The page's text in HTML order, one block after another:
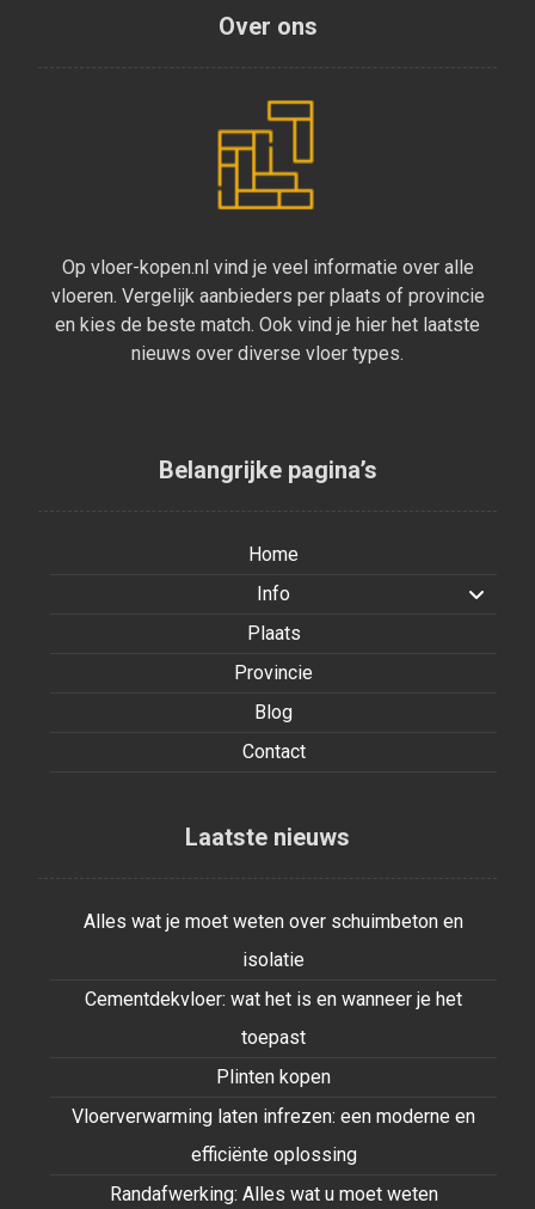
Over ons
Op vloer-kopen.nl vind je veel informatie over alle
vloeren. Vergelijk aanbieders per plaats of provincie
en kies de beste match. Ook vind je hier het laatste
nieuws over diverse vloer types.
Belangrijke pagina’s
Home
Info
Plaats
Provincie
Blog
Contact
Laatste nieuws
Alles wat je moet weten over schuimbeton en
isolatie
Cementdekvloer: wat het is en wanneer je het
toepast
Plinten kopen
Vloerverwarming laten infrezen: een moderne en
efficiënte oplossing
Randafwerking: Alles wat u moet weten